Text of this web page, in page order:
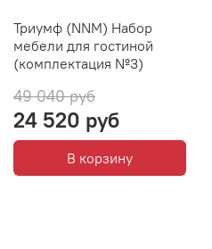
Триумф (NNM) Набор
мебели для гостиной
(комплектация №3)
49 040 руб
24 520 руб
В корзину